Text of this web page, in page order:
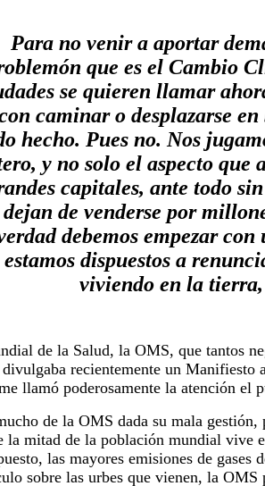
Para no venir a aportar
que es el Cambio
se quieren llamar
caminar o desplazarse
hecho. Pues no. Nos
y no solo el aspecto que
capitales, ante todo
de venderse por
debemos empezar
estamos dispuestos a
viviendo en la
de la Salud, la OMS, que tantos
recientemente un
llamó poderosamente la atención el
de la OMS dada su mala
la mitad de la población mundial vive
las mayores emisiones de
sobre las urbes que vienen, la